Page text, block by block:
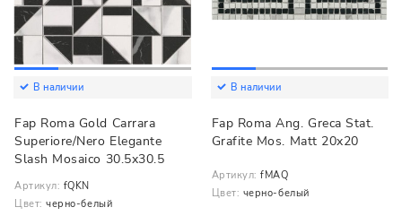
В наличии
Fap Roma Gold Carrara
Superiore/Nero Elegante
Slash Mosaico 30.5x30.5
Артикул: fQKN
Цвет: черно-белый
В наличии
Fap Roma Ang. Greca Stat.
Grafite Mos. Matt 20x20
Артикул: fMAQ
Цвет: черно-белый